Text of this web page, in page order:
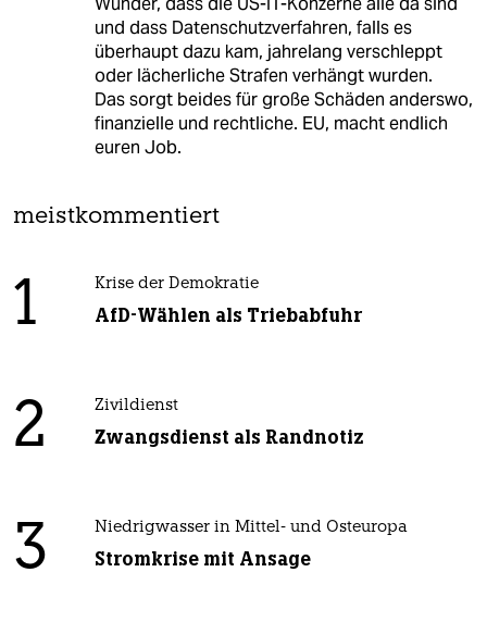
und dass Datenschutzverfahren, falls es
überhaupt dazu kam, jahrelang verschleppt
oder lächerliche Strafen verhängt wurden.
Das sorgt beides für große Schäden anderswo,
finanzielle und rechtliche. EU, macht endlich
euren Job.
meistkommentiert
1 Krise der Demokratie
AfD-Wählen als Triebabfuhr
2 Zivildienst
Zwangsdienst als Randnotiz
3 Niedrigwasser in Mittel- und Osteuropa
Stromkrise mit Ansage